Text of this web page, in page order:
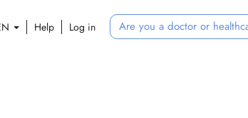
Help Log in Are you a doctor or